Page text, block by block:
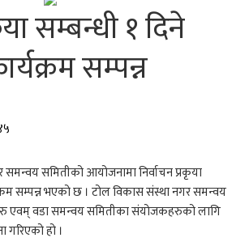
सम्बन्धी १ दिने
सम्पन्न
समितीको आयोजनामा निर्वाचन प्रकृया
सम्पन्न भएको छ । टोल विकास संस्था नगर समन्वय
एवम् वडा समन्वय समितीका संयोजकहरुको लागि
हो ।